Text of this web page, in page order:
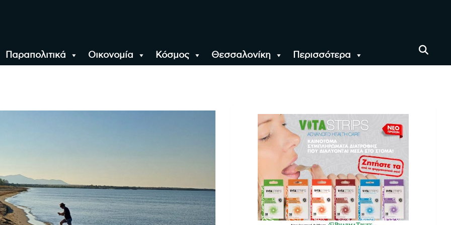
Παραπολιτικά Οικονομία Κόσμος Θεσσαλονίκη Περισσότερα